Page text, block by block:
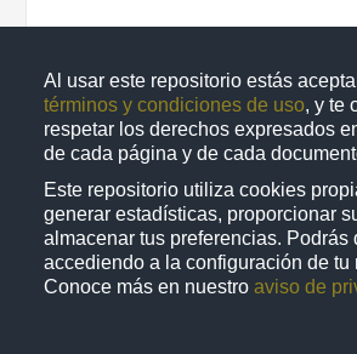
Al usar este repositorio estás
términos y condiciones de uso, y te
respetar los derechos expresados
de cada página y de cada
Este repositorio utiliza cookies
generar estadísticas, proporcionar
almacenar tus preferencias. Podrás
accediendo a la configuración de tu
Conoce más en nuestro aviso de